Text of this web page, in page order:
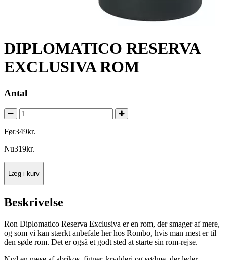
DIPLOMATICO RESERVA
EXCLUSIVA ROM
Antal
Før349kr.
Nu319kr.
Læg i kurv
Beskrivelse
Ron Diplomatico Reserva Exclusiva er en rom, der smager af mere,
og som vi kan stærkt anbefale her hos Rombo, hvis man mest er til
den søde rom. Det er også et godt sted at starte sin rom-rejse.